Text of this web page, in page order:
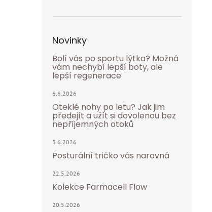
Novinky
Bolí vás po sportu lýtka? Možná
vám nechybí lepší boty, ale
lepší regenerace
6.6.2026
Oteklé nohy po letu? Jak jim
předejít a užít si dovolenou bez
nepříjemných otoků
3.6.2026
Posturální tričko vás narovná
22.5.2026
Kolekce Farmacell Flow
20.5.2026